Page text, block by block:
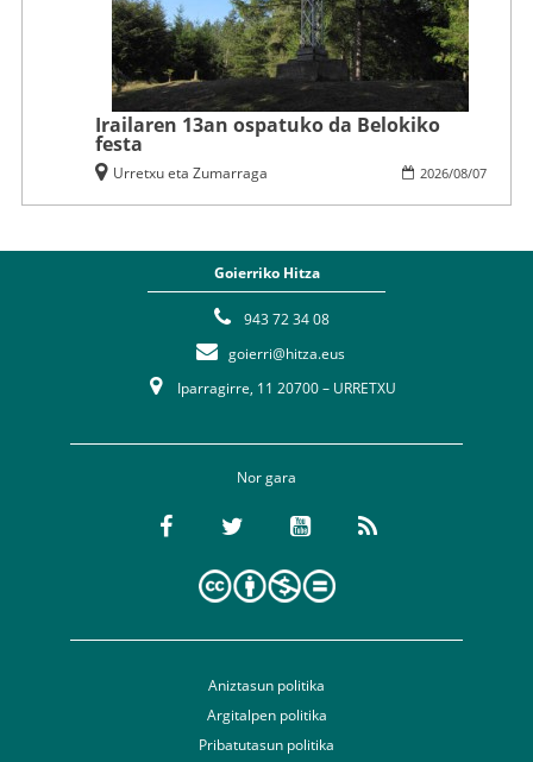
Irailaren 13an ospatuko da Belokiko
festa
2026/08/07
Urretxu eta Zumarraga
Goierriko Hitza
943 72 34 08
goierri@hitza.eus
Iparragirre, 11 20700 – URRETXU
Nor gara
Aniztasun politika
Argitalpen politika
Pribatutasun politika